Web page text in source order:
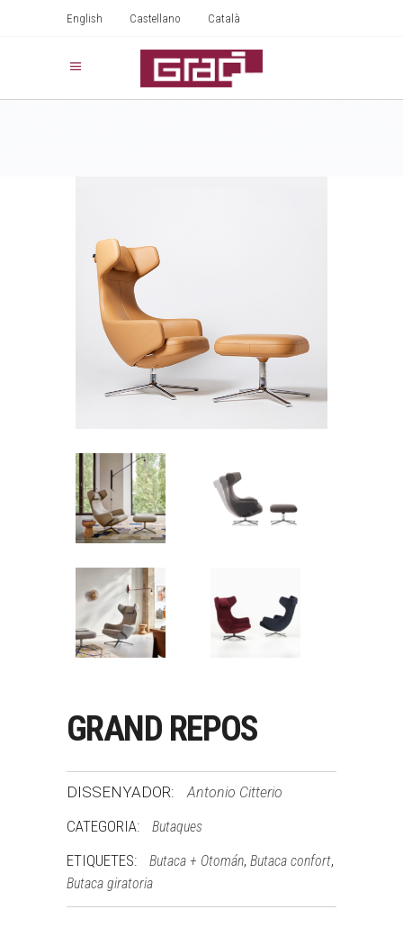
English Castellano Català
GRAND REPOS
DISSENYADOR: Antonio Citterio
CATEGORIA: Butaques
ETIQUETES: Butaca + Otomán, Butaca confort,
Butaca giratoria